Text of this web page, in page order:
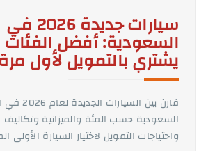
سيارات جديدة 2026 في
السعودية: أفضل
يشتري بالتمويل لأول مرة
قارن بين
السعودية حسب الفئة والميزانية وتكاليف
واحتياجات التمويل لاختيار السيارة الأولى